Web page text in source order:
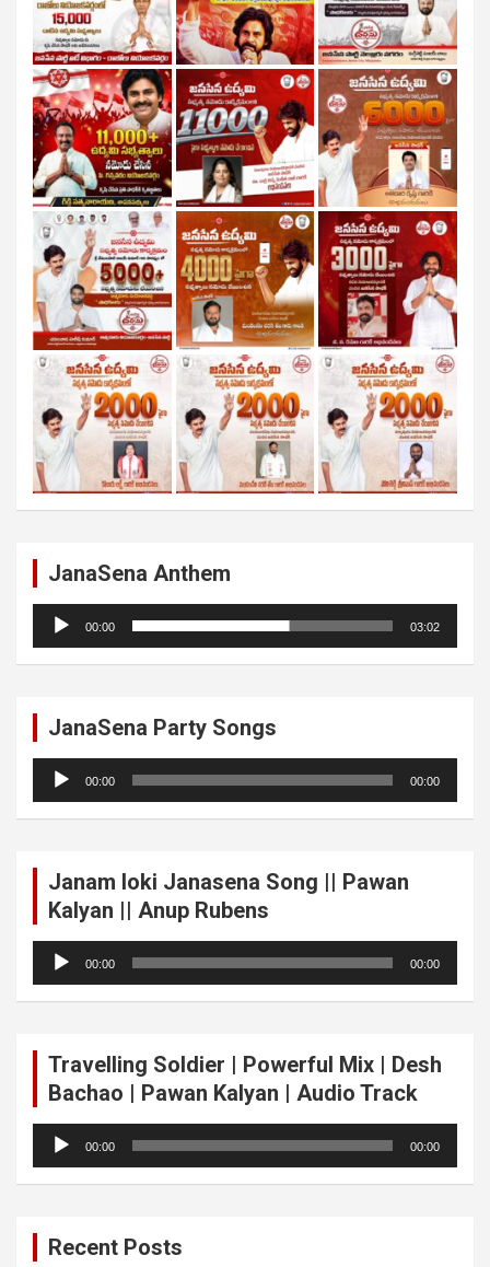
JanaSena Anthem
Audio
Player
00:00 03:02
JanaSena Party Songs
Audio
Player
00:00 00:00
Janam loki Janasena Song || Pawan
Kalyan || Anup Rubens
Audio
Player
00:00 00:00
Travelling Soldier | Powerful Mix | Desh
Bachao | Pawan Kalyan | Audio Track
Audio
Player
00:00 00:00
Recent Posts